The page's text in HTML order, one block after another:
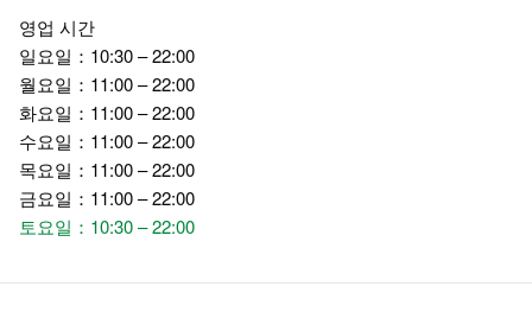
영업 시간
일요일：10:30 – 22:00
월요일：11:00 – 22:00
화요일：11:00 – 22:00
수요일：11:00 – 22:00
목요일：11:00 – 22:00
금요일：11:00 – 22:00
토요일：10:30 – 22:00